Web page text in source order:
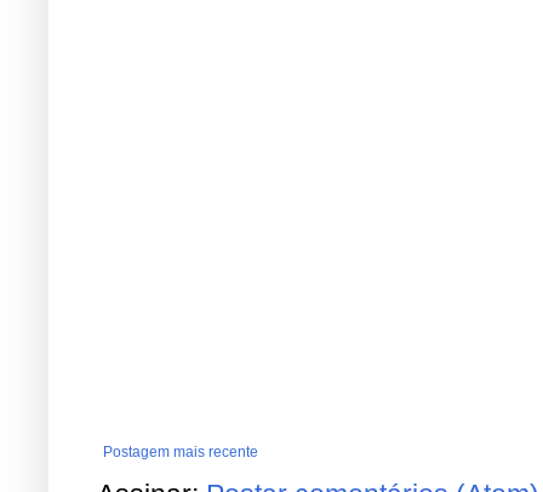
Postagem mais recente